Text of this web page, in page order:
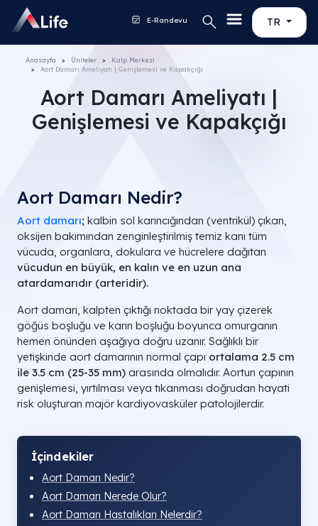
TR
E-Randevu
Anasayfa Üniteler
Kalp Merkezi
Aort Damarı Ameliyatı | Genişlemesi ve Kapakçığı
Aort Damarı Ameliyatı |
Genişlemesi ve Kapakçığı
Aort Damarı​ Nedir?
Aort damarı; kalbin sol karıncığından (ventrikül) çıkan,
oksijen bakımından zenginleştirilmiş temiz kanı tüm
vücuda, organlara, dokulara ve hücrelere dağıtan
vücudun en büyük, en kalın ve en uzun ana
atardamarıdır (arteridir).
Aort damarı, kalpten çıktığı noktada bir yay çizerek
göğüs boşluğu ve karın boşluğu boyunca omurganın
hemen önünden aşağıya doğru uzanır. Sağlıklı bir
yetişkinde aort damarının normal çapı ortalama 2.5 cm
ile 3.5 cm (25-35 mm) arasında olmalıdır. Aortun çapının
genişlemesi, yırtılması veya tıkanması doğrudan hayati
risk oluşturan majör kardiyovasküler patolojilerdir.
İçindekiler
Aort Damarı​ Nedir?
Aort Damarı Nerede Olur?
Aort Damarı Hastalıkları Nelerdir?